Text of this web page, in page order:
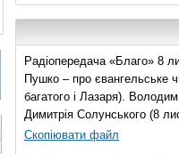
Радіопередача «Благо» 8
Пушко – про євангельське
багатого і Лазаря).
Димитрія Солунського (8
Скопіювати файл